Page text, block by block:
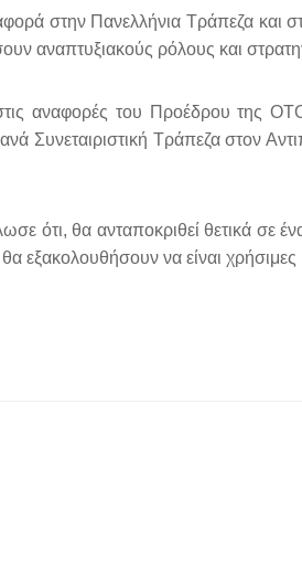
στην Πανελλήνια Τράπεζα και
αναπτυξιακούς ρόλους και
αναφορές του Προέδρου της
Συνεταιριστική Τράπεζα στον
ότι, θα ανταποκριθεί θετικά σε
εξακολουθήσουν να είναι